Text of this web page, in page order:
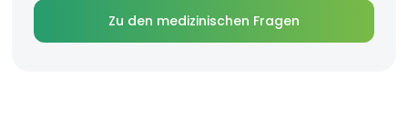
Zu den medizinischen Fragen